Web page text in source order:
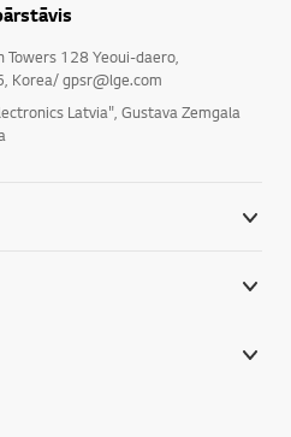
Towers 128 Yeoui-daero,
Korea/ gpsr@lge.com
Latvia", Gustava Zemgala